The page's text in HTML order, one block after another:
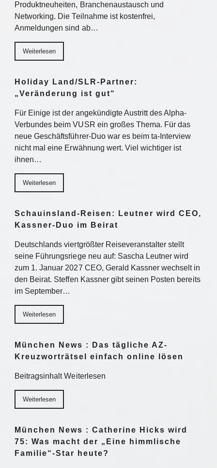
Produktneuheiten, Branchenaustausch und
Networking. Die Teilnahme ist kostenfrei,
Anmeldungen sind ab…
Weiterlesen
Holiday Land/SLR-Partner:
„Veränderung ist gut“
Für Einige ist der angekündigte Austritt des Alpha-
Verbundes beim VUSR ein großes Thema. Für das
neue Geschäftsführer-Duo war es beim ta-Interview
nicht mal eine Erwähnung wert. Viel wichtiger ist
ihnen…
Weiterlesen
Schauinsland-Reisen: Leutner wird CEO,
Kassner-Duo im Beirat
Deutschlands viertgrößter Reiseveranstalter stellt
seine Führungsriege neu auf: Sascha Leutner wird
zum 1. Januar 2027 CEO, Gerald Kassner wechselt in
den Beirat. Steffen Kassner gibt seinen Posten bereits
im September…
Weiterlesen
München News : Das tägliche AZ-
Kreuzworträtsel einfach online lösen
Beitragsinhalt Weiterlesen
Weiterlesen
München News : Catherine Hicks wird
75: Was macht der „Eine himmlische
Familie“-Star heute?